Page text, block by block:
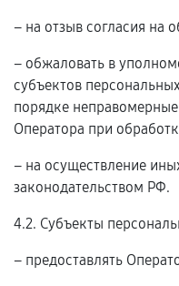
– на отзыв согласия на
– обжаловать в
субъектов
порядке
Оператора при
– на осуществление
законодательством РФ.
4.2. Субъекты
– предоставлять